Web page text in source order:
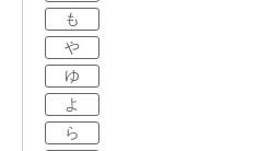
も
や
ゆ
よ
ら